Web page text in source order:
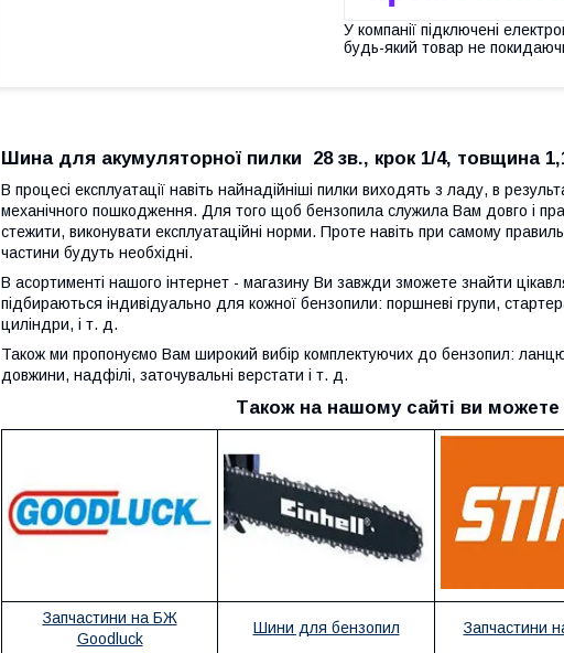
У компанії підключені
будь-який товар не
Шина для акумуляторної пилки 28 зв., крок 1/4, товщина
В процесі експлуатації навіть найнадійніші пилки виходять з ладу, в
механічного пошкодження. Для того щоб бензопила служила Вам довго і
стежити, виконувати експлуатаційні норми. Проте навіть при самому
частини будуть необхідні.
В асортименті нашого інтернет - магазину Ви завжди зможете знайти
підбираються індивідуально для кожної бензопили: поршневі групи,
циліндри, і т. д.
Також ми пропонуємо Вам широкий вибір комплектуючих до бензопил:
довжини, надфілі, заточувальні верстати і т. д.
Також на нашому сайті ви можете
Запчастини на БЖ
Goodluck
Шини для бензопил Запчастини